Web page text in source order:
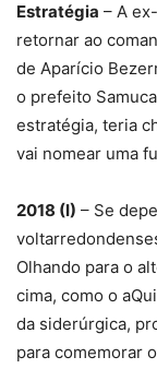
Estratégia – A
retornar ao
de Aparício
o prefeito
estratégia, teria
vai nomear uma
2018 (I) – Se
Olhando para o
cima, como o
da siderúrgica,
para comemorar